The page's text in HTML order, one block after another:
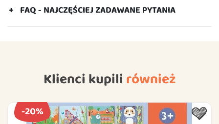
FAQ - NAJCZĘŚCIEJ ZADAWANE PYTANIA
Klienci kupili również
-20%